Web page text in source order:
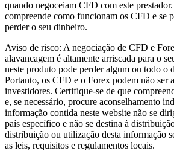
quando negoceiam CFD com este
compreende como funcionam os CFD e se
perder o seu dinheiro.
Aviso de risco: A negociação de CFD e
alavancagem é altamente arriscada para o
neste produto pode perder algum ou todo o
Portanto, os CFD e o Forex podem não ser
investidores. Certifique-se de que
e, se necessário, procure aconselhamento
informação contida neste website não se
país específico e não se destina à
distribuição ou utilização desta informação
as leis, requisitos e regulamentos locais.